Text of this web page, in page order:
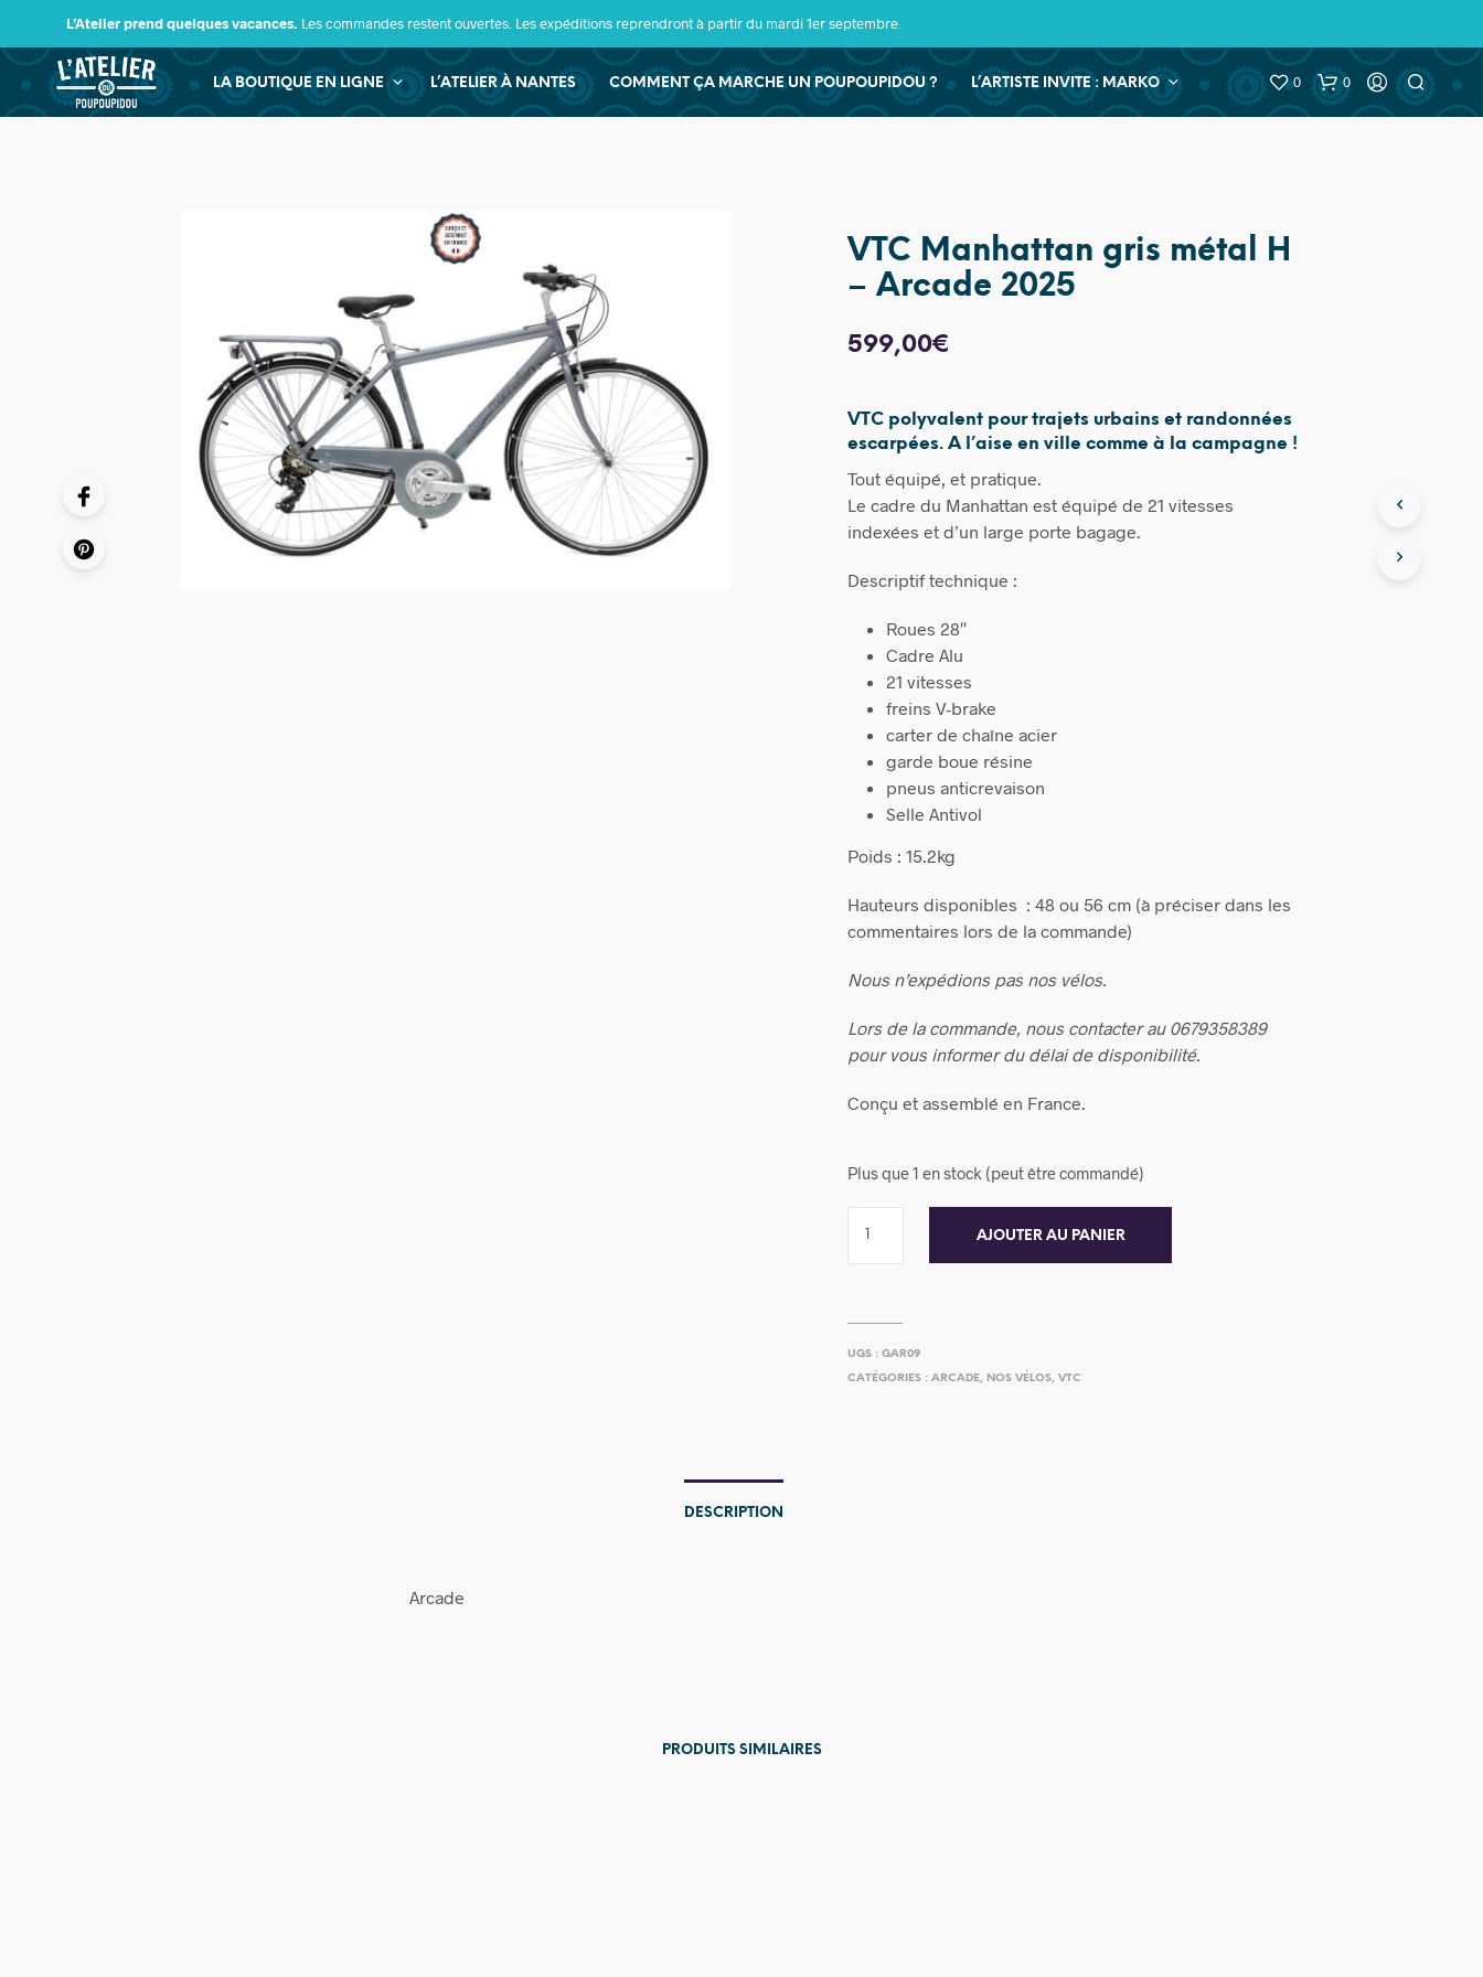
L’Atelier prend quelques vacances. Les commandes restent ouvertes. Les expéditions reprendront à partir du mardi 1er septembre.
LA BOUTIQUE EN LIGNE L’ATELIER À NANTES COMMENT ÇA MARCHE UN POUPOUPIDOU ? L’ARTISTE INVITE : MARKO 0 0
VTC Manhattan gris métal H
– Arcade 2025
599,00€
VTC polyvalent pour trajets urbains et randonnées
escarpées. A l’aise en ville comme à la campagne !
Tout équipé, et pratique.
Le cadre du Manhattan est équipé de 21 vitesses
indexées et d’un large porte bagage.
Descriptif technique :
Roues 28″
Cadre Alu
21 vitesses
freins V-brake
carter de chaîne acier
garde boue résine
pneus anticrevaison
Selle Antivol
Poids : 15.2kg
Hauteurs disponibles : 48 ou 56 cm (à préciser dans les
commentaires lors de la commande)
Nous n’expédions pas nos vélos.
Lors de la commande, nous contacter au 0679358389
pour vous informer du délai de disponibilité.
Conçu et assemblé en France.
Plus que 1 en stock (peut être commandé)
AJOUTER AU PANIER
UGS :GAR09
CATÉGORIES :ARCADE, NOS VÉLOS,VTC
DESCRIPTION
Arcade
PRODUITS SIMILAIRES